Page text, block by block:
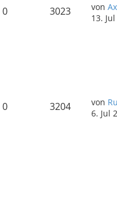
0 3023 von
13.
0 3204 von
6. Jul